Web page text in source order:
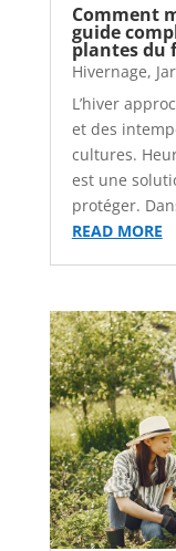
Comment
guide
plantes du
Hivernage,
L’hiver
et des
cultures.
est une
protéger.
READ MORE